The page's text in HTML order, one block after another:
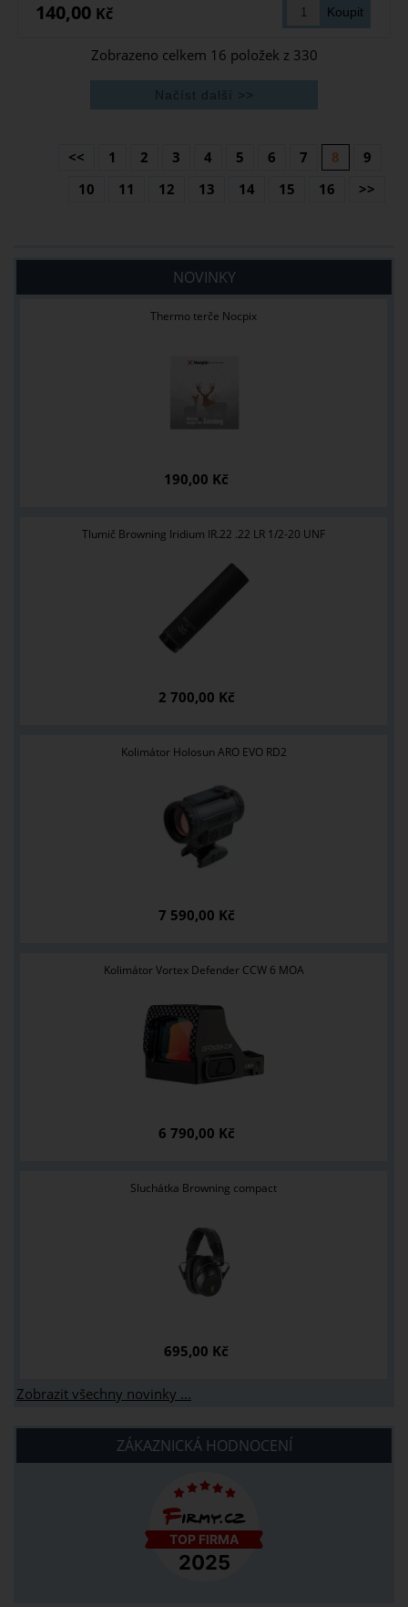
140,00 Kč
Zobrazeno celkem 16 položek z 330
<< 1 2 3 4 5 6 7 8
9
10
11 12 13 14 15 16 >>
NOVINKY
Thermo terče Nocpix
190,00 Kč
Tlumič Browning Iridium IR.22 .22 LR 1/2-20 UNF
2 700,00 Kč
Kolimátor Holosun ARO EVO RD2
7 590,00 Kč
Kolimátor Vortex Defender CCW 6 MOA
6 790,00 Kč
Sluchátka Browning compact
695,00 Kč
Zobrazit všechny novinky ...
ZÁKAZNICKÁ HODNOCENÍ